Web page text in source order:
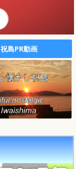
祝島PR動画